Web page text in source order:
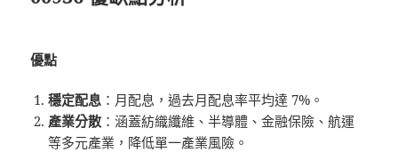
優點
穩定配息 ：月配息，過去月配息率平均達 7%。
產業分散 ：涵蓋紡織纖維、半導體、金融保險、航運
等多元產業，降低單一產業風險。